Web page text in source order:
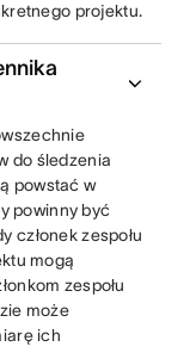
projektu.
do śledzenia
powstać w
powinny być
członek zespołu
mogą
zespołu
może
ich